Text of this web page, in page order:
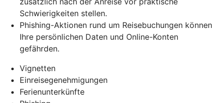
Schwierigkeiten stellen.
Phishing-Aktionen rund um Reisebuchungen können
Ihre persönlichen Daten und Online-Konten
gefährden.
Vignetten
Einreisegenehmigungen
Ferienunterkünfte